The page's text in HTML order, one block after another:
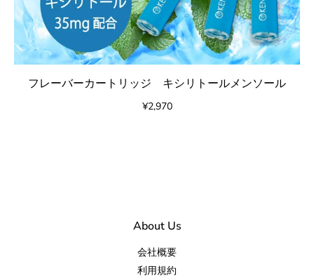
¥2,970
フレーバーカートリッジ キシリトールメンソール
About Us
会社概要
利用規約